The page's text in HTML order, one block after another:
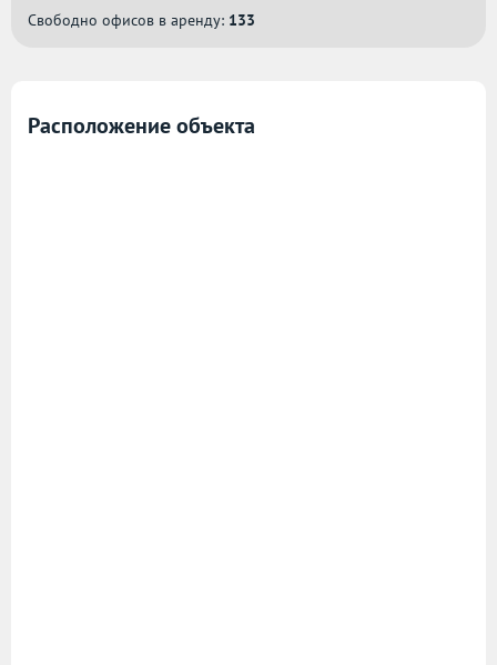
Свободно офисов в аренду: 133
Расположение объекта